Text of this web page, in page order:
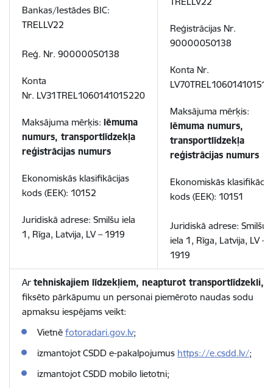
Bankas/Iestādes BIC:
TRELLV22
Reģ. Nr. 90000050138
Konta
Nr. LV31TREL1060141015220
Maksājuma mērķis: lēmuma
numurs, transportlīdzekļa
reģistrācijas numurs
Ekonomiskās klasifikācijas
kods (EEK): 10152
Juridiskā adrese: Smilšu iela
1, Rīga, Latvija, LV – 1919
Reģistrācijas Nr.
90000050138
Konta Nr.
Maksājuma mērķis:
lēmuma numurs,
transportlīdzekļa
reģistrācijas numurs
Ekonomiskās
kods (EEK): 10151
Juridiskā adrese: Smilšu
iela 1, Rīga, Latvija, LV –
1919
Ar tehniskajiem līdzekļiem, neapturot transportlīdzekli,
fiksēto pārkāpumu un personai piemēroto naudas sodu
apmaksu iespējams veikt:
Vietnē fotoradari.gov.lv;
izmantojot CSDD e-pakalpojumus https://e.csdd.lv/;
izmantojot CSDD mobilo lietotni;